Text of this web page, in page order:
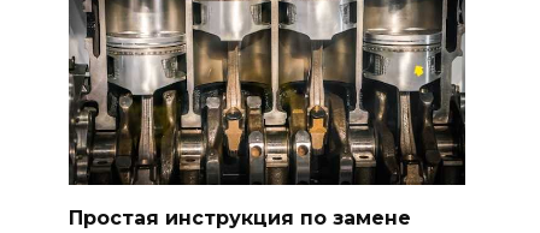
Простая инструкция по замене